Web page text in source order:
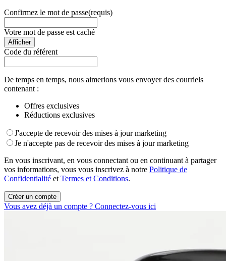
Confirmez le mot de passe(requis)
Votre mot de passe est caché
Afficher
Code du référent
De temps en temps, nous aimerions vous envoyer des courriels
contenant :
Offres exclusives
Réductions exclusives
J'accepte de recevoir des mises à jour marketing
Je n'accepte pas de recevoir des mises à jour marketing
En vous inscrivant, en vous connectant ou en continuant à partager
vos informations, vous vous inscrivez à notre Politique de
Confidentialité et Termes et Conditions.
Créer un compte
Vous avez déjà un compte ? Connectez-vous ici